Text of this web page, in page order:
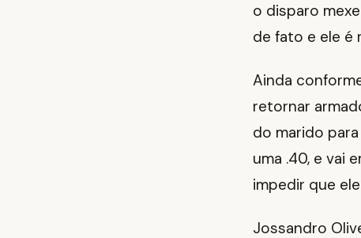
o disparo
de fato e ele é
Ainda
retornar
do marido
uma .40, e vai
impedir que
Jossandro